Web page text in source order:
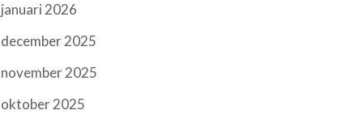
januari 2026
december 2025
november 2025
oktober 2025